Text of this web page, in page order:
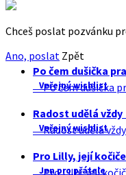
Chceš poslat pozvánku
Ano, poslat Zpět
Po čem dušička
Veřejný wishlist
Po čem dušička
Radost udělá vždy
Veřejný wishlist
Radost udělá vždy
Pro Lilly, její
Jen pro přátele
Pro Lilly, její